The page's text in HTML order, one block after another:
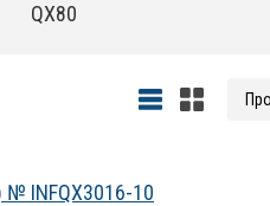
QX80
№ INFQX3016-10